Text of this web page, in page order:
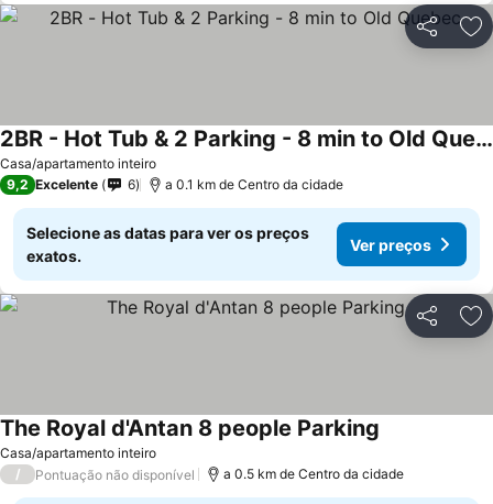
Partilhar
Casa/apartamento inteiro
2BR - Hot Tub & 2 Parking - 8 min to Old Quebec
9,2 Excelente 6 a 0.1 km de Centro da cidade
Selecione as datas para ver os preços
exatos.
Ver preços
Partilhar
Casa/apartamento inteiro
The Royal d'Antan 8 people Parking
/ Pontuação não disponível a 0.5 km de Centro da cidade